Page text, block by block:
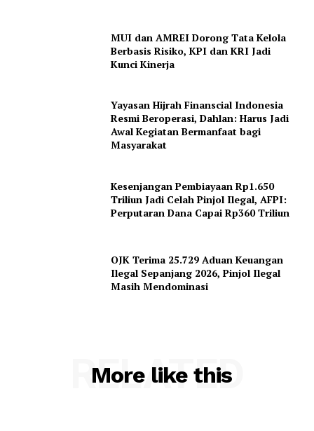
MUI dan AMREI Dorong Tata Kelola
Berbasis Risiko, KPI dan KRI Jadi
Kunci Kinerja
Yayasan Hijrah Finanscial Indonesia
Resmi Beroperasi, Dahlan: Harus Jadi
Awal Kegiatan Bermanfaat bagi
Masyarakat
Kesenjangan Pembiayaan Rp1.650
Triliun Jadi Celah Pinjol Ilegal, AFPI:
Perputaran Dana Capai Rp360 Triliun
OJK Terima 25.729 Aduan Keuangan
Ilegal Sepanjang 2026, Pinjol Ilegal
Masih Mendominasi
More like this
RELATED